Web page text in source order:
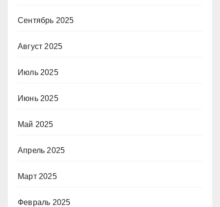
Сентябрь 2025
Август 2025
Июль 2025
Июнь 2025
Май 2025
Апрель 2025
Март 2025
Февраль 2025